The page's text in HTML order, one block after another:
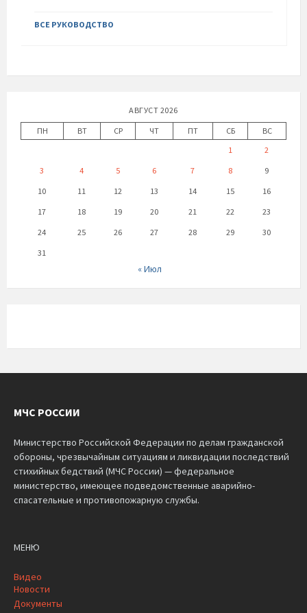
ВСЕ РУКОВОДСТВО
АВГУСТ 2026
ПН
ВТ СР ЧТ ПТ СБ
ВС
1
2
3
4 5 6 7 8
9
10
11 12 13 14 15
16
17
18 19 20 21 22
23
24
25 26 27 28 29
30
31
« Июл
МЧС РОССИИ
Министерство Российской Федерации по делам гражданской
обороны, чрезвычайным ситуациям и ликвидации последствий
стихийных бедствий (МЧС России) — федеральное
министерство, имеющее подведомственные аварийно-
спасательные и противопожарную службы.
МЕНЮ
Видео
Новости
Документы